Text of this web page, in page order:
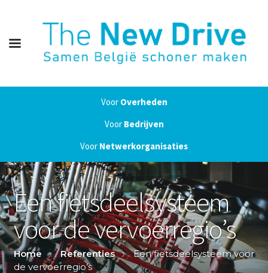
Voor Overheden
Voor Bedrijven
Voor Netwerkorganisaties
Een fietsdeelsysteem
voor de vervoerregio’s
Home Referenties
Een fietsdeelsysteem voor
de vervoerregio’s